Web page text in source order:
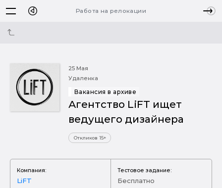
Работа на релокации
25 Мая
Удаленка
Вакансия в архиве
Агентство LiFT ищет
ведущего дизайнера
Откликов 15+
Компания:
LiFT
Тестовое задание:
Бесплатно